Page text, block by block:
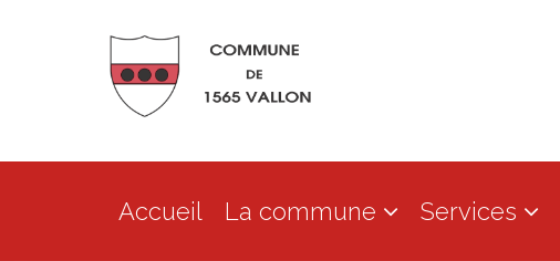
Accueil La commune Services